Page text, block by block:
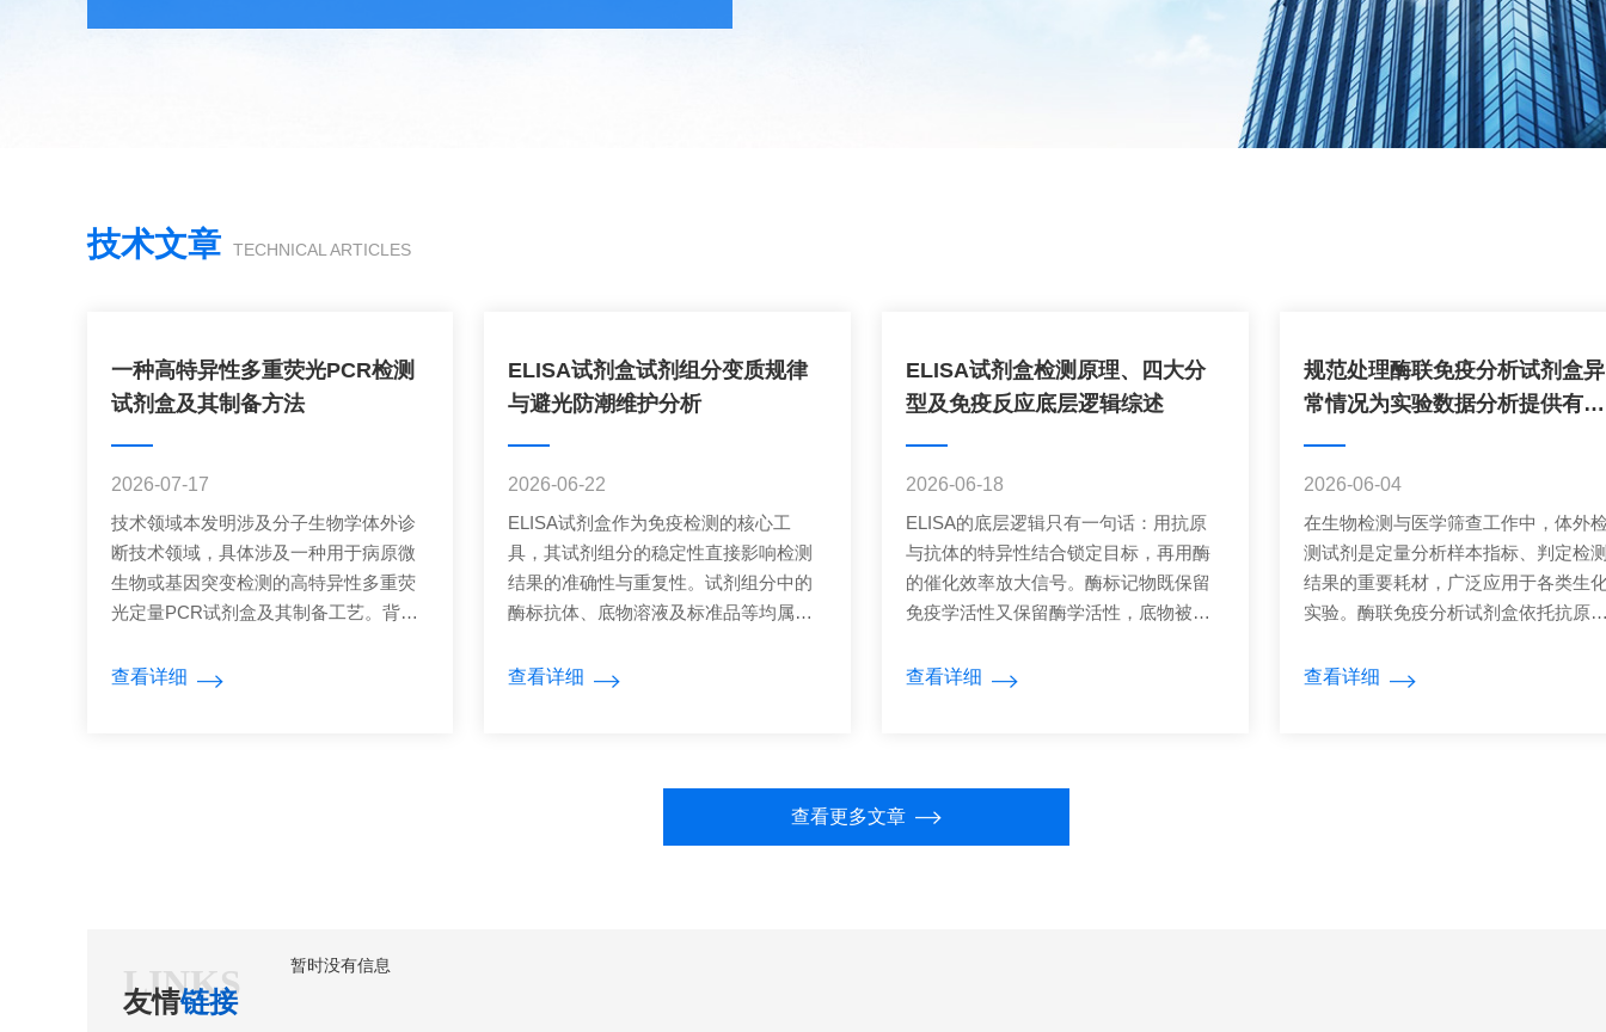
技术文章 TECHNICAL ARTICLES
一种高特异性多重荧光PCR检测
试剂盒及其制备方法
2026-07-17
技术领域本发明涉及分子生物学体外诊
断技术领域，具体涉及一种用于病原微
生物或基因突变检测的高特异性多重荧
光定量PCR试剂盒及其制备工艺。背景
物二聚体频发、靶标间非特异性交叉扩
查看详细
ELISA试剂盒试剂组分变质规律
与避光防潮维护分析
2026-06-22
ELISA试剂盒作为免疫检测的核心工
具，其试剂组分的稳定性直接影响检测
结果的准确性与重复性。试剂组分中的
酶标抗体、底物溶液及标准品等均属于
光照和湿度条件较为敏感，探明其变质
抗体中的辣根过氧化物酶等生物大分子
在光照条件下易发生构象改变或活性中
心失活，导致酶催化效率下降，具体表
查看详细
ELISA试剂盒检测原理、四大分
型及免疫反应底层逻辑综述
2026-06-18
ELISA的底层逻辑只有一句话：用抗原
与抗体的特异性结合锁定目标，再用酶
的催化效率放大信号。酶标记物既保留
免疫学活性又保留酶学活性，底物被酶
正比，灵敏度可达皮克级别。四大分型
放大，通用性强，是抗体检测的主力，
但易产生交叉反应。双抗体夹心法是科
研常用类型，捕获抗体与检测抗体分占
查看详细
规范处理酶联免疫分析试剂盒异
常情况为实验数据分析提供有效
2026-06-04
在生物检测与医学筛查工作中，体外
测试剂是定量分析样本指标、判定检
结果的重要耗材，广泛应用于各类生
实验。酶联免疫分析试剂盒依托抗原
据分析提供有效依据。规范处理实验
查看详细
查看更多文章
LINKS
友情链接
暂时没有信息